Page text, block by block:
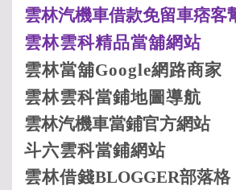
雲林汽機車借款免留車痞客
雲林雲科精品當舖網站
雲林當舖Google網路商家
雲林雲科當鋪地圖導航
雲林汽機車當鋪官方網站
斗六雲科當鋪網站
雲林借錢BLOGGER部落格